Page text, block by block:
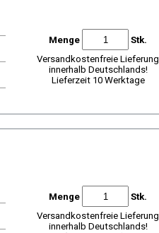
Menge
Stk.
Versandkostenfreie Lieferung
innerhalb Deutschlands!
Lieferzeit 10 Werktage
Menge
Stk.
Versandkostenfreie Lieferung
innerhalb Deutschlands!